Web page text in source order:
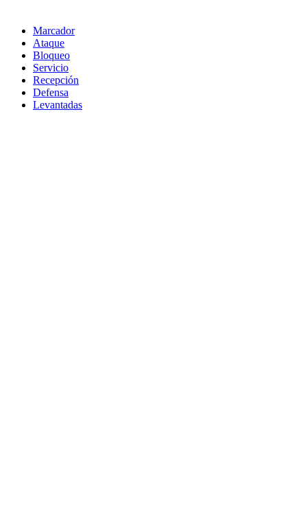
Marcador
Ataque
Bloqueo
Servicio
Recepción
Defensa
Levantadas